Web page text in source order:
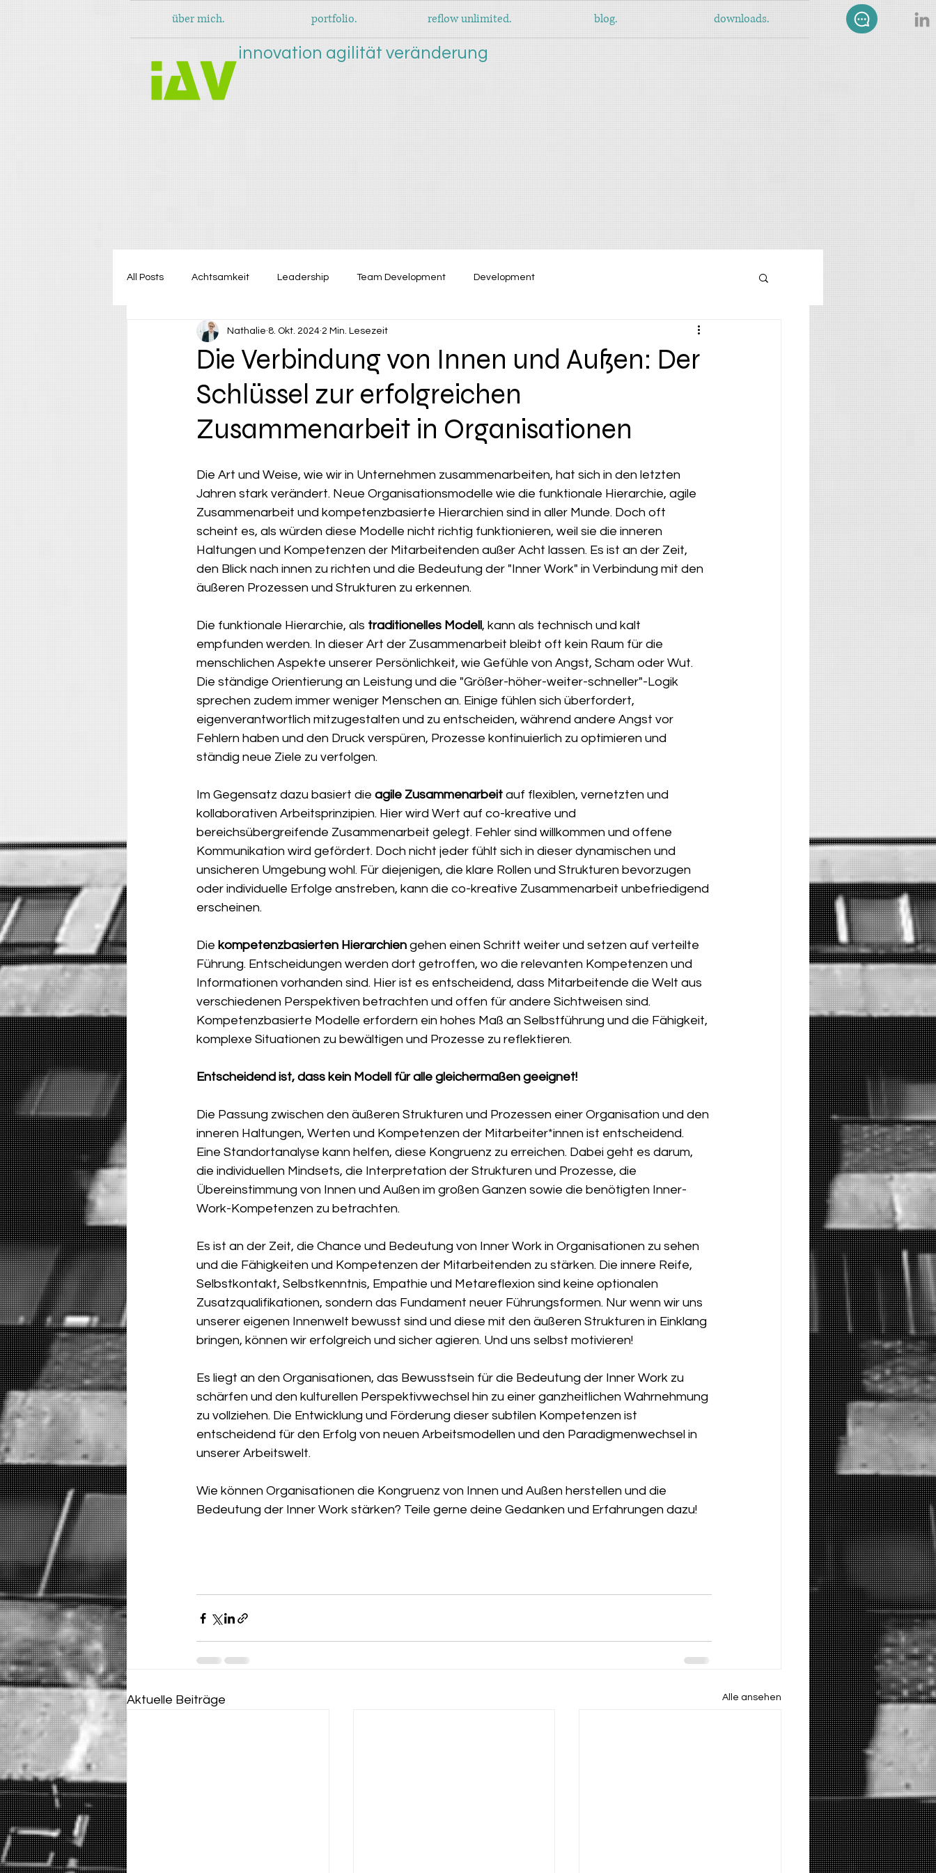
über mich. portfolio. reflow unlimited. blog. downloads.
innovation agilität veränderung
All Posts Achtsamkeit Leadership Team Development Development
Die Verbindung von Innen und Außen: Der
Schlüssel zur erfolgreichen
Zusammenarbeit in Organisationen
Nathalie 8. Okt. 2024 2 Min. Lesezeit
Die Art und Weise, wie wir in Unternehmen zusammenarbeiten, hat sich in den letzten
Jahren stark verändert. Neue Organisationsmodelle wie die funktionale Hierarchie, agile
Zusammenarbeit und kompetenzbasierte Hierarchien sind in aller Munde. Doch oft
scheint es, als würden diese Modelle nicht richtig funktionieren, weil sie die inneren
Haltungen und Kompetenzen der Mitarbeitenden außer Acht lassen. Es ist an der Zeit,
den Blick nach innen zu richten und die Bedeutung der "Inner Work" in Verbindung mit den
äußeren Prozessen und Strukturen zu erkennen.
Die funktionale Hierarchie, als traditionelles Modell, kann als technisch und kalt
empfunden werden. In dieser Art der Zusammenarbeit bleibt oft kein Raum für die
menschlichen Aspekte unserer Persönlichkeit, wie Gefühle von Angst, Scham oder Wut.
Die ständige Orientierung an Leistung und die "Größer-höher-weiter-schneller"-Logik
sprechen zudem immer weniger Menschen an. Einige fühlen sich überfordert,
eigenverantwortlich mitzugestalten und zu entscheiden, während andere Angst vor
Fehlern haben und den Druck verspüren, Prozesse kontinuierlich zu optimieren und
ständig neue Ziele zu verfolgen.
Im Gegensatz dazu basiert die agile Zusammenarbeit auf flexiblen, vernetzten und
kollaborativen Arbeitsprinzipien. Hier wird Wert auf co-kreative und
bereichsübergreifende Zusammenarbeit gelegt. Fehler sind willkommen und offene
Kommunikation wird gefördert. Doch nicht jeder fühlt sich in dieser dynamischen und
unsicheren Umgebung wohl. Für diejenigen, die klare Rollen und Strukturen bevorzugen
oder individuelle Erfolge anstreben, kann die co-kreative Zusammenarbeit unbefriedigend
erscheinen.
Die kompetenzbasierten Hierarchien gehen einen Schritt weiter und setzen auf verteilte
Führung. Entscheidungen werden dort getroffen, wo die relevanten Kompetenzen und
Informationen vorhanden sind. Hier ist es entscheidend, dass Mitarbeitende die Welt aus
verschiedenen Perspektiven betrachten und offen für andere Sichtweisen sind.
Kompetenzbasierte Modelle erfordern ein hohes Maß an Selbstführung und die Fähigkeit,
komplexe Situationen zu bewältigen und Prozesse zu reflektieren.
Entscheidend ist, dass kein Modell für alle gleichermaßen geeignet!
Die Passung zwischen den äußeren Strukturen und Prozessen einer Organisation und den
inneren Haltungen, Werten und Kompetenzen der Mitarbeiter*innen ist entscheidend.
Eine Standortanalyse kann helfen, diese Kongruenz zu erreichen. Dabei geht es darum,
die individuellen Mindsets, die Interpretation der Strukturen und Prozesse, die
Übereinstimmung von Innen und Außen im großen Ganzen sowie die benötigten Inner-
Work-Kompetenzen zu betrachten.
Es ist an der Zeit, die Chance und Bedeutung von Inner Work in Organisationen zu sehen
und die Fähigkeiten und Kompetenzen der Mitarbeitenden zu stärken. Die innere Reife,
Selbstkontakt, Selbstkenntnis, Empathie und Metareflexion sind keine optionalen
Zusatzqualifikationen, sondern das Fundament neuer Führungsformen. Nur wenn wir uns
unserer eigenen Innenwelt bewusst sind und diese mit den äußeren Strukturen in Einklang
bringen, können wir erfolgreich und sicher agieren. Und uns selbst motivieren!
Es liegt an den Organisationen, das Bewusstsein für die Bedeutung der Inner Work zu
schärfen und den kulturellen Perspektivwechsel hin zu einer ganzheitlichen Wahrnehmung
zu vollziehen. Die Entwicklung und Förderung dieser subtilen Kompetenzen ist
entscheidend für den Erfolg von neuen Arbeitsmodellen und den Paradigmenwechsel in
unserer Arbeitswelt.
Wie können Organisationen die Kongruenz von Innen und Außen herstellen und die
Bedeutung der Inner Work stärken? Teile gerne deine Gedanken und Erfahrungen dazu!
Aktuelle Beiträge Alle ansehen